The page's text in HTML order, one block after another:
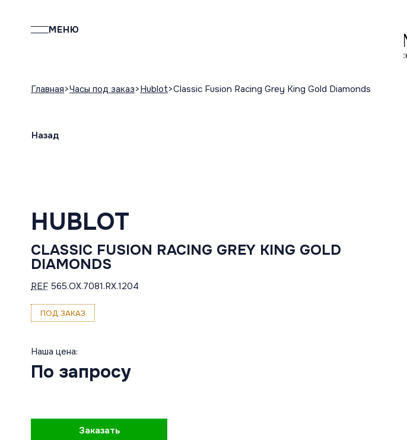
МЕНЮ
Главная Часы под заказ Hublot Classic Fusion Racing Grey King Gold Diamonds
Назад
HUBLOT
CLASSIC FUSION RACING GREY KING GOLD
DIAMONDS
REF 565.OX.7081.RX.1204
ПОД ЗАКАЗ
Наша цена:
По запросу
Заказать